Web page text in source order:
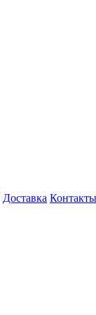
Доставка Контакты